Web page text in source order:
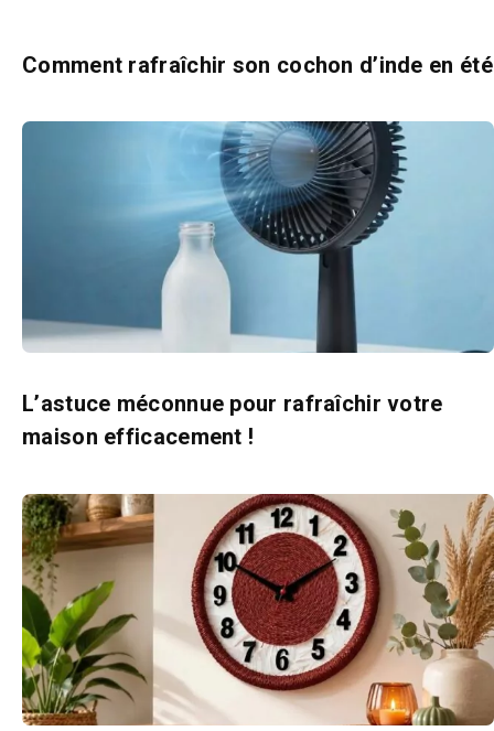
Comment rafraîchir son cochon d’inde en été
L’astuce méconnue pour rafraîchir votre
maison efficacement !